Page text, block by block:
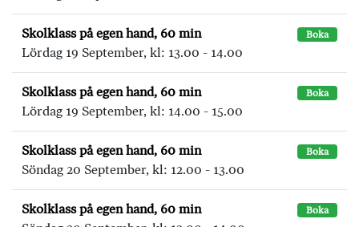
Skolklass på egen hand, 60 min Boka
Lördag 19 September, kl: 13.00 - 14.00
Skolklass på egen hand, 60 min Boka
Lördag 19 September, kl: 14.00 - 15.00
Skolklass på egen hand, 60 min Boka
Söndag 20 September, kl: 12.00 - 13.00
Skolklass på egen hand, 60 min Boka